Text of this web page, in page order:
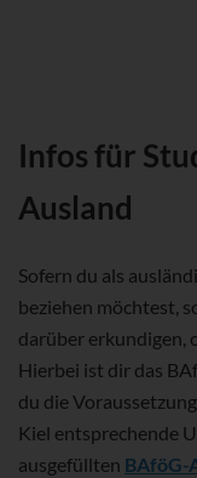
Infos für
Ausland
Sofern du als
beziehen möchtest,
darüber erkundigen,
Hierbei ist dir das
du die
Kiel entsprechende
ausgefüllten BAföG-